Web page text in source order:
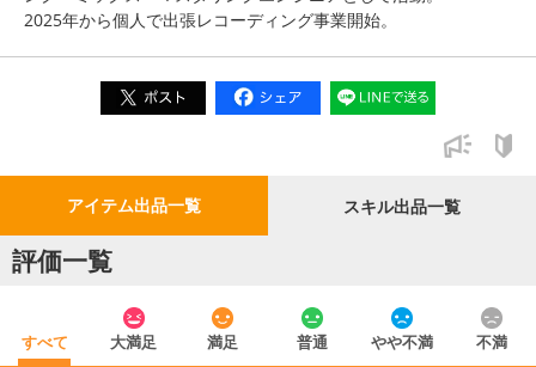
2025年から個人で出張レコーディング事業開始。
アイテム出品一覧 スキル出品一覧
評価一覧
すべて 大満足 満足 普通 やや不満 不満